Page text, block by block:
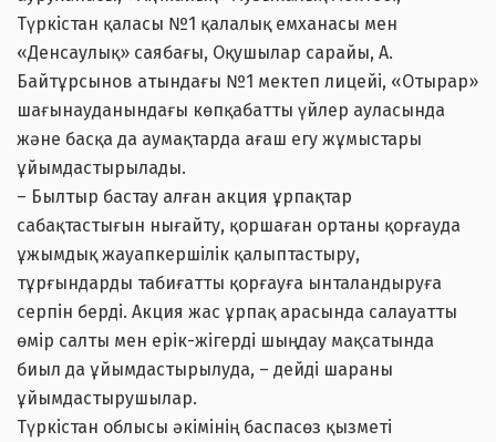
Түркістан қаласы №1 қалалық емханасы мен
«Денсаулық» саябағы, Оқушылар сарайы, А.
Байтұрсынов атындағы №1 мектеп лицейі, «Отырар»
шағынауданындағы көпқабатты үйлер ауласында
және басқа да аумақтарда ағаш егу жұмыстары
ұйымдастырылады.
– Былтыр бастау алған акция ұрпақтар
сабақтастығын нығайту, қоршаған ортаны қорғауда
ұжымдық жауапкершілік қалыптастыру,
тұрғындарды табиғатты қорғауға ынталандыруға
серпін берді. Акция жас ұрпақ арасында салауатты
өмір салты мен ерік-жігерді шыңдау мақсатында
биыл да ұйымдастырылуда, – дейді шараны
ұйымдастырушылар.
Түркістан облысы әкімінің баспасөз қызметі